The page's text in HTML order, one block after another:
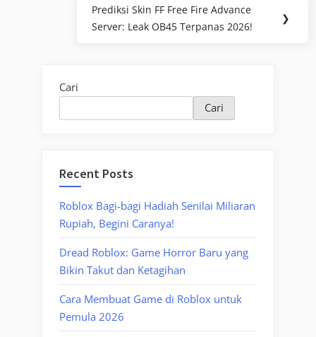
Next
Post:
Prediksi Skin FF Free Fire Advance
Server: Leak OB45 Terpanas 2026!
❯
Cari
Cari
Recent Posts
Roblox Bagi-bagi Hadiah Senilai Miliaran
Rupiah, Begini Caranya!
Dread Roblox: Game Horror Baru yang
Bikin Takut dan Ketagihan
Cara Membuat Game di Roblox untuk
Pemula 2026